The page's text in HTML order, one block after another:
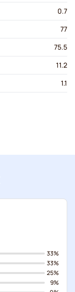
0.7
77
75.5
11.2
1.1
33%
33%
25%
9%